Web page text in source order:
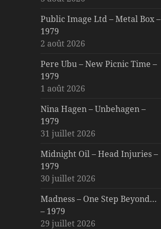
Public Image Ltd – Metal Box –
1979
2 août 2026
Pere Ubu – New Picnic Time –
1979
1 août 2026
Nina Hagen – Unbehagen –
1979
31 juillet 2026
Midnight Oil – Head Injuries –
1979
30 juillet 2026
Madness – One Step Beyond…
– 1979
29 juillet 2026